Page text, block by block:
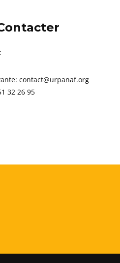
contact@urpanaf.org
32 26 95